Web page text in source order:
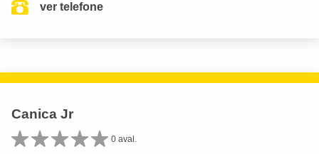
ver telefone
Canica Jr
0 aval.